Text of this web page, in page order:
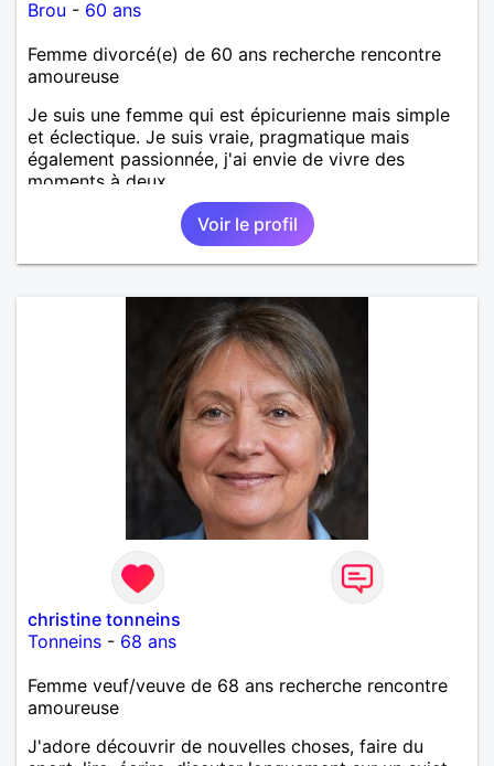
Brou - 60 ans
Femme divorcé(e) de 60 ans recherche rencontre
amoureuse
Je suis une femme qui est épicurienne mais simple
et éclectique. Je suis vraie, pragmatique mais
également passionnée, j'ai envie de vivre des
moments à deux.
Voir le profil
christine tonneins
Tonneins - 68 ans
Femme veuf/veuve de 68 ans recherche rencontre
amoureuse
J'adore découvrir de nouvelles choses, faire du